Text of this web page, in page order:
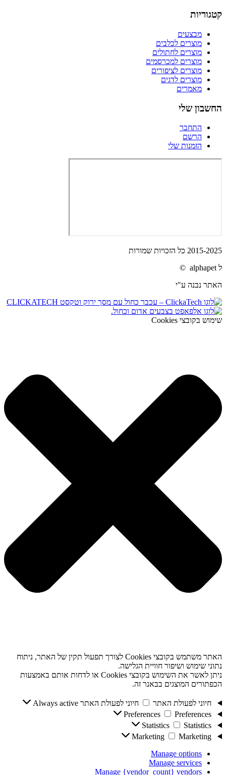
קטגוריות
מבצעים
מוצרים לכלבים
מוצרים לחתולים
מוצרים למכרסמים
מוצרים לציפורים
מוצרים לדגים
מאמרים
החשבון שלי
התחבר
הרשם
הזמנות שלי
2015-2025 כל הזכויות שמורות
ל alphapet ©
האתר נבנה ע"י
שימוש בקובצי Cookies
האתר משתמש בקובצי Cookies לצורך תפעול תקין של האתר, ניתוח
נתוני שימוש ושיפור חוויית הגלישה.
ניתן לאשר את השימוש בקובצי Cookies או לדחות אותם באמצעות
הכפתורים המוצגים בבאנר זה.
חיוני לפעולת האתר חיוני לפעולת האתר Always active
Preferences
Preferences
Statistics
Statistics
Marketing
Marketing
Manage options
Manage services
Manage {vendor_count} vendors